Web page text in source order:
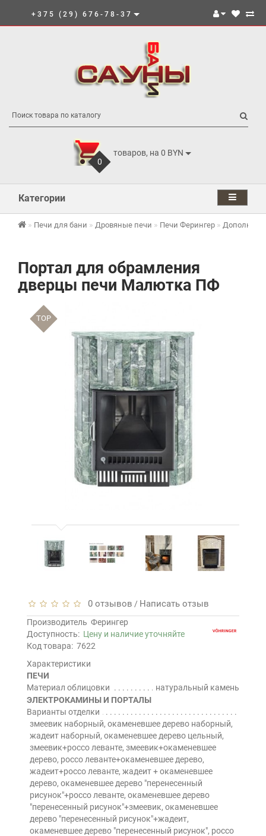
+375 (29) 676-78-37
0
товаров, на 0 BYN
Категории
Печи для бани Дровяные печи Печи Ферингер
Портал для обрамления
дверцы печи Малютка ПФ
TOP
0 отзывов / Написать отзыв
Производитель Ферингер
Доступность: Цену и наличие уточняйте
Код товара: 7622
Характеристики
ПЕЧИ
Материал облицовки
натуральный камень
ЭЛЕКТРОКАМИНЫ И ПОРТАЛЫ
Варианты отделки
змеевик наборный, окаменевшее дерево наборный,
жадеит наборный, окаменевшее дерево цельный,
змеевик+россо леванте, змеевик+окаменевшее
дерево, россо леванте+окаменевшее дерево,
жадеит+россо леванте, жадеит + окаменевшее
дерево, окаменевшее дерево "перенесенный
рисунок"+россо леванте, окаменевшее дерево
"перенесенный рисунок"+змеевик, окаменевшее
дерево "перенесенный рисунок"+жадеит,
окаменевшее дерево "перенесенный рисунок", россо